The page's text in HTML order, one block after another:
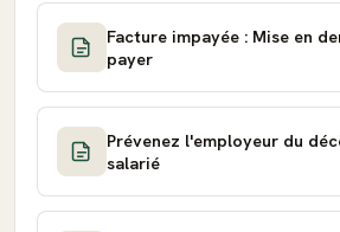
Facture impayée : Mise en
payer
Prévenez l'employeur du
salarié